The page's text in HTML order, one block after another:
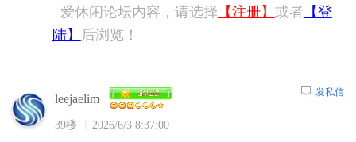
爱休闲论坛内容，请选择 【注册】 或者 【登
陆】
后浏览！
leejaelim
39楼 2026/6/3 8:37:00
发私信